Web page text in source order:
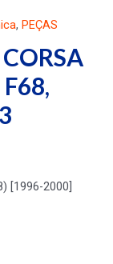
, PEÇAS
[1996-2000]